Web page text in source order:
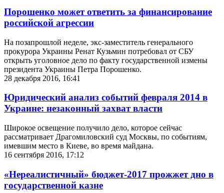
Порошенко может ответить за финансирование
российской агрессии
На позапрошлой неделе, экс-заместитель генерального
прокурора Украины Ренат Кузьмин потребовал от СБУ
открыть уголовное дело по факту государственной измены
президента Украины Петра Порошенко.
28 декабря 2016, 16:41
Юридический анализ событий февраля 2014 в
Украине: незаконный захват власти
Широкое освещение получило дело, которое сейчас
рассматривает Драгомиловский суд Москвы, по событиям,
имевшим место в Киеве, во время майдана.
16 сентября 2016, 17:12
«Нереалистичный» бюджет-2017 прожжет дно в
государственной казне